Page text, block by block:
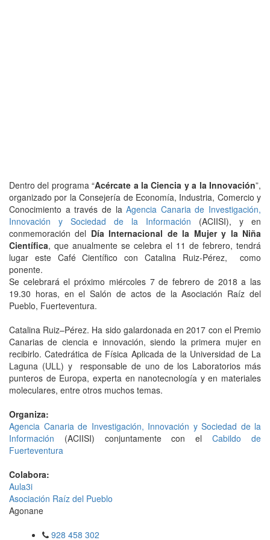
Dentro del programa “Acércate a la Ciencia y a la Innovación”,
organizado por la Consejería de Economía, Industria, Comercio y
Conocimiento a través de laAgencia Canaria de Investigación,
Innovación y Sociedad de la Información (ACIISI), y en
conmemoración del Día Internacional de la Mujer y la Niña
Científica, que anualmente se celebra el 11 de febrero, tendrá
lugar este Café Científico con Catalina Ruiz-Pérez, como
ponente.
Se celebrará el próximo miércoles 7 de febrero de 2018 a las
19.30 horas, en el Salón de actos de la Asociación Raíz del
Pueblo, Fuerteventura.
Catalina Ruiz–Pérez. Ha sido galardonada en 2017 con el Premio
Canarias de ciencia e innovación, siendo la primera mujer en
recibirlo. Catedrática de Física Aplicada de la Universidad de La
Laguna (ULL) y responsable de uno de los Laboratorios más
punteros de Europa, experta en nanotecnología y en materiales
moleculares, entre otros muchos temas.
Organiza:
Agencia Canaria de Investigación, Innovación y Sociedad de la
Información (ACIISI) conjuntamente con elCabildo de
Fuerteventura
Colabora:
Aula3i
Asociación Raíz del Pueblo
Agonane
928 458 302